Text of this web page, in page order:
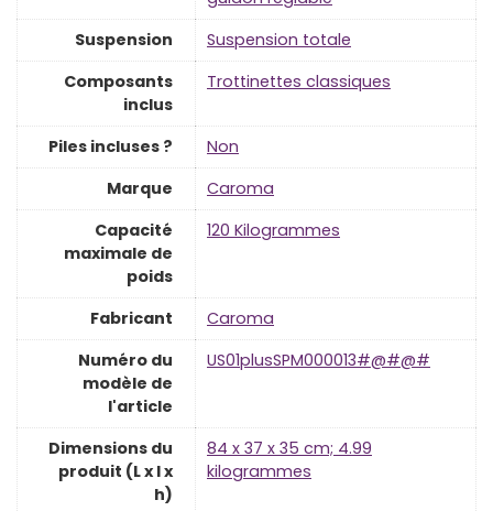
Suspension
‎Suspension totale
Composants
inclus
‎Trottinettes classiques
Piles incluses ?
‎Non
Marque
‎Caroma
Capacité
maximale de
poids
‎120 Kilogrammes
Fabricant
‎Caroma
Numéro du
modèle de
l'article
‎US01plusSPM000013#@#@#
Dimensions du
produit (L x l x
h)
‎84 x 37 x 35 cm; 4.99
kilogrammes